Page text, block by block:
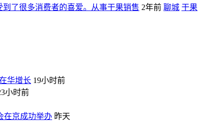
了很多消费者的喜爱。从事干果销售 2年前 聊城 干果
华增长 19小时前
小时前
在京成功举办 昨天